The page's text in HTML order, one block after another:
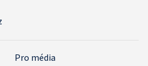
Pro média